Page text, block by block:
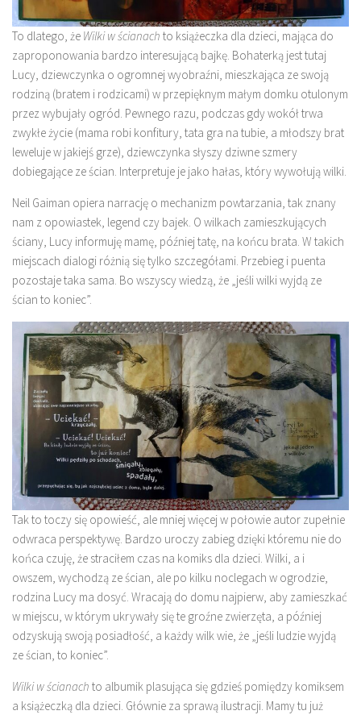
To dlatego, że Wilki w ścianach to książeczka dla dzieci, mająca do
zaproponowania bardzo interesującą bajkę. Bohaterką jest tutaj
Lucy, dziewczynka o ogromnej wyobraźni, mieszkająca ze swoją
rodziną (bratem i rodzicami) w przepięknym małym domku otulonym
przez wybujały ogród. Pewnego razu, podczas gdy wokół trwa
zwykłe życie (mama robi konfitury, tata gra na tubie, a młodszy brat
leweluje w jakiejś grze), dziewczynka słyszy dziwne szmery
dobiegające ze ścian. Interpretuje je jako hałas, który wywołują wilki.
Neil Gaiman opiera narrację o mechanizm powtarzania, tak znany
nam z opowiastek, legend czy bajek. O wilkach zamieszkujących
ściany, Lucy informuję mamę, później tatę, na końcu brata. W takich
miejscach dialogi różnią się tylko szczegółami. Przebieg i puenta
pozostaje taka sama. Bo wszyscy wiedzą, że „jeśli wilki wyjdą ze
ścian to koniec”.
Tak to toczy się opowieść, ale mniej więcej w połowie autor zupełnie
odwraca perspektywę. Bardzo uroczy zabieg dzięki któremu nie do
końca czuję, że straciłem czas na komiks dla dzieci. Wilki, a i
owszem, wychodzą ze ścian, ale po kilku noclegach w ogrodzie,
rodzina Lucy ma dosyć. Wracają do domu najpierw, aby zamieszkać
w miejscu, w którym ukrywały się te groźne zwierzęta, a później
odzyskują swoją posiadłość, a każdy wilk wie, że „jeśli ludzie wyjdą
ze ścian, to koniec”.
Wilki w ścianach to albumik plasująca się gdzieś pomiędzy komiksem
a książeczką dla dzieci. Głównie za sprawą ilustracji. Mamy tu już